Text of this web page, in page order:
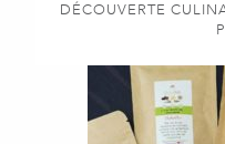
DÉCOUVERTE